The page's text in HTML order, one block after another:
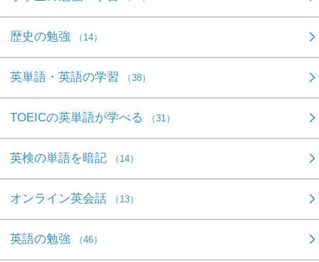
歴史の勉強 （14）
英単語・英語の学習 （38）
TOEICの英単語が学べる （31）
英検の単語を暗記 （14）
オンライン英会話 （13）
英語の勉強 （46）